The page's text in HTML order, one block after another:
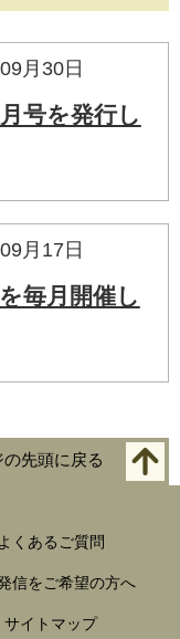
月30日
号を発行し
月17日
毎月開催し
先頭に戻る
くあるご質問
信をご希望の方へ
サイトマップ